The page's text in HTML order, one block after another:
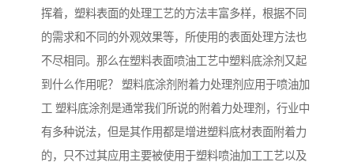
挥着，塑料表面的处理工艺的方法丰富多样，根据不同
的需求和不同的外观效果等，所使用的表面处理方法也
不尽相同。那么在塑料表面喷油工艺中塑料底涂剂又起
到什么作用呢？ 塑料底涂剂附着力处理剂应用于喷油加
工 塑料底涂剂是通常我们所说的附着力处理剂，行业中
有多种说法，但是其作用都是增进塑料底材表面附着力
的，只不过其应用主要被使用于塑料喷油加工工艺以及